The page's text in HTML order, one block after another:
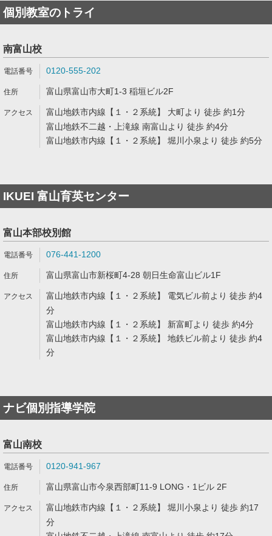
個別教室のトライ
南富山校
0120-555-202
富山県富山市大町1-3 稲垣ビル2F
富山地鉄市内線【１・２系統】 大町より 徒歩 約1分
富山地鉄不二越・上滝線 南富山より 徒歩 約4分
富山地鉄市内線【１・２系統】 堀川小泉より 徒歩 約5分
IKUEI 富山育英センター
富山本部校別館
076-441-1200
富山県富山市新桜町4-28 朝日生命富山ビル1F
富山地鉄市内線【１・２系統】 電気ビル前より 徒歩 約4
分
富山地鉄市内線【１・２系統】 新富町より 徒歩 約4分
富山地鉄市内線【１・２系統】 地鉄ビル前より 徒歩 約4
分
ナビ個別指導学院
富山南校
0120-941-967
富山県富山市今泉西部町11-9 LONG・1ビル 2F
富山地鉄市内線【１・２系統】 堀川小泉より 徒歩 約17
分